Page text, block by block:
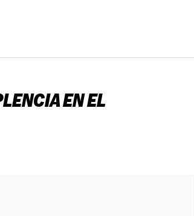
EN EL